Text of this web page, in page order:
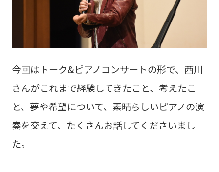
今回はトーク&ピアノコンサートの形で、西川
さんがこれまで経験してきたこと、考えたこ
と、夢や希望について、素晴らしいピアノの演
奏を交えて、たくさんお話してくださいまし
た。